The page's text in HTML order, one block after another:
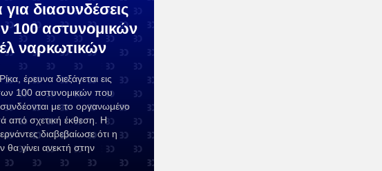
διασυνδέσεις
100 αστυνομικών
ναρκωτικών
έρευνα διεξάγεται εις
100 αστυνομικών που
με το οργανωμένο
από σχετική έκθεση. Η
διαβεβαίωσε ότι η
θα γίνει ανεκτή στην